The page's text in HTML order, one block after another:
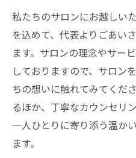
私たちのサロンにお越しい
を込めて、代表よりごあい
ます。サロンの理念やサー
しておりますので、サロン
ちの想いに触れてみてくだ
るほか、丁寧なカウンセリ
一人ひとりに寄り添う温か
ます。